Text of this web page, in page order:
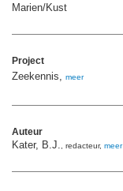
Marien/Kust
Project
Zeekennis, meer
Auteur
Kater, B.J. , redacteur, meer